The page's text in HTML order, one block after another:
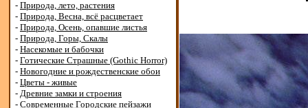
- Природа, лето, растения
- Природа, Весна, всё расцветает
- Природа, Осень, опавшие листья
- Природа, Горы, Скалы
- Насекомые и бабочки
- Готические Страшные (Gothic Horror)
- Новогодние и рождественские обои
- Цветы - живые
- Древние замки и строения
- Современные Городские пейзажи